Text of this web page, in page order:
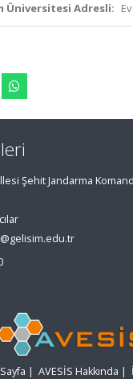
Üniversitesi Adresli:
Şehit Jandarma
| AVESİS Hakkında |